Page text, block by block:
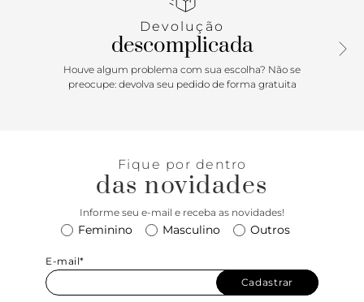
Devolução
descomplicada
Houve algum problema com sua escolha? Não se
preocupe: devolva seu pedido de forma gratuita
Fique por dentro
das novidades
Informe seu e-mail e receba as novidades!
Feminino Masculino Outros
E-mail*
Cadastrar